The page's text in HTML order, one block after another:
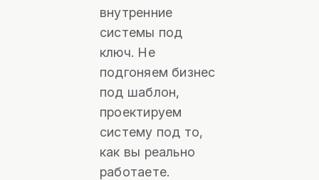
внутренние
системы под
ключ. Не
подгоняем бизнес
под шаблон,
проектируем
систему под то,
как вы реально
работаете.